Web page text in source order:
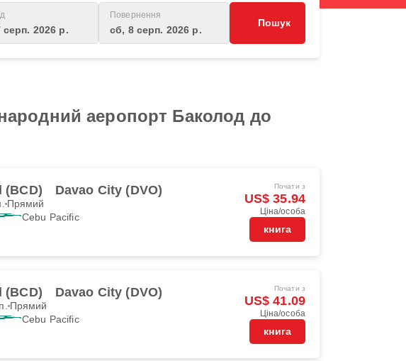
серп. 2026 р.
Повернення
сб, 8 серп. 2026 р.
Пошук
аеропорт Баколод до
(BCD) Davao City (DVO)
Прямий
Cebu Pacific
Почати з
US$ 35.94
Ціна/особа
книга
(BCD) Davao City (DVO)
Прямий
Cebu Pacific
Почати з
US$ 41.09
Ціна/особа
книга